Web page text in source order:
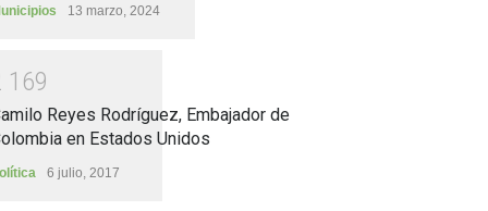
13 marzo, 2024
1 69
Reyes Rodríguez, Embajador de
en Estados Unidos
6 julio, 2017